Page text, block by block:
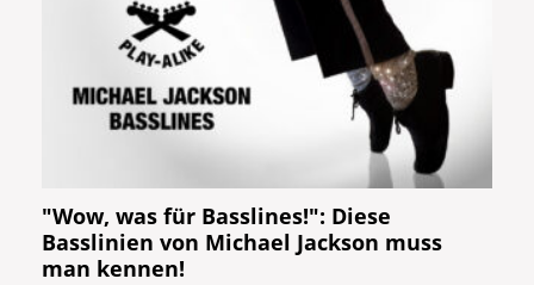
"Wow, was für Basslines!": Diese
Basslinien von Michael Jackson muss
man kennen!